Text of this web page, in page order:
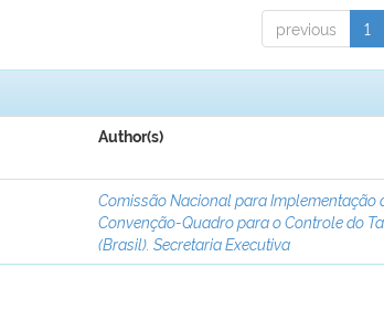
previous 1
Author(s)
Comissão Nacional para Implementação
Convenção-Quadro para o Controle do
(Brasil). Secretaria Executiva